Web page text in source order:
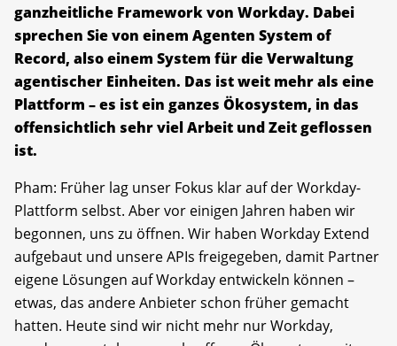
ganzheitliche Framework von Workday. Dabei
sprechen Sie von einem Agenten System of
Record, also einem System für die Verwaltung
agentischer Einheiten. Das ist weit mehr als eine
Plattform – es ist ein ganzes Ökosystem, in das
offensichtlich sehr viel Arbeit und Zeit geflossen
ist.
Pham: Früher lag unser Fokus klar auf der Workday-
Plattform selbst. Aber vor einigen Jahren haben wir
begonnen, uns zu öffnen. Wir haben Workday Extend
aufgebaut und unsere APIs freigegeben, damit Partner
eigene Lösungen auf Workday entwickeln können –
etwas, das andere Anbieter schon früher gemacht
hatten. Heute sind wir nicht mehr nur Workday,